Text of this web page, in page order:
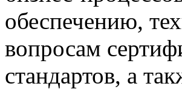
обеспечению,
вопросам
стандартов, а